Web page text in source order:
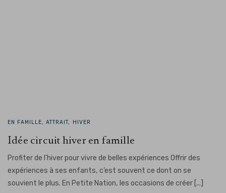
EN FAMILLE, ATTRAIT, HIVER
Idée circuit hiver en famille
Profiter de l’hiver pour vivre de belles expériences Offrir des
expériences à ses enfants, c’est souvent ce dont on se
souvient le plus. En Petite Nation, les occasions de créer [...]